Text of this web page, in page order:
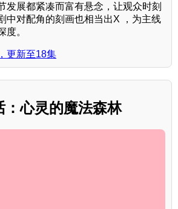
发展都紧凑而富有悬念，让观众时刻
中对配角的刻画也相当出X ，为主线
度。
更新至18集
：心灵的魔法森林